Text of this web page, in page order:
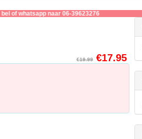
naar 06-39623276
€19.99 €17.95